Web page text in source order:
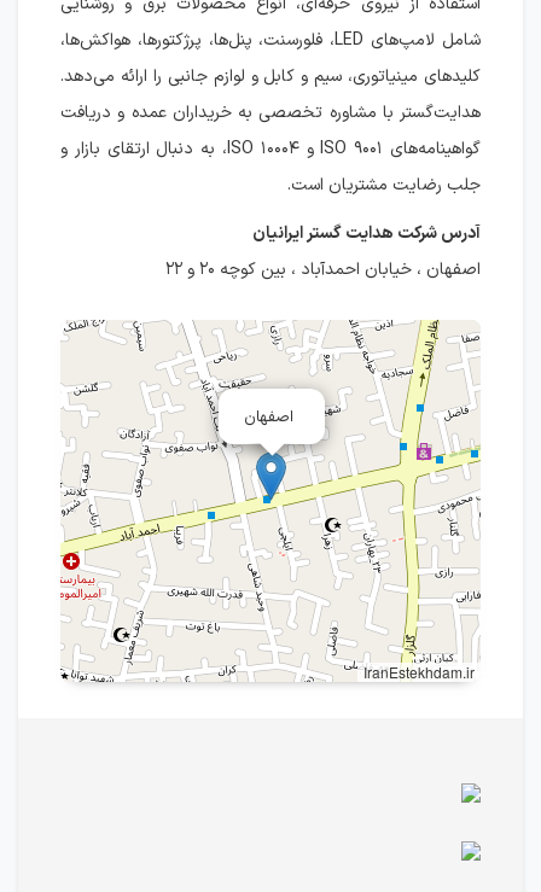
شامل لامپ‌های LED، فلورسنت، پنل‌ها، پرژکتورها، هواکش‌ها،
کلیدهای مینیاتوری، سیم و کابل و لوازم جانبی را ارائه می‌دهد.
هدایت‌گستر با مشاوره تخصصی به خریداران عمده و دریافت
گواهینامه‌های ISO ۹۰۰۱ و ISO ۱۰۰۰۴، به دنبال ارتقای بازار و
جلب رضایت مشتریان است.
آدرس شرکت هدایت گستر ایرانیان
اصفهان ، خیابان احمدآباد ، بین کوچه ۲۰ و ۲۲
اصفهان
IranEstekhdam.ir